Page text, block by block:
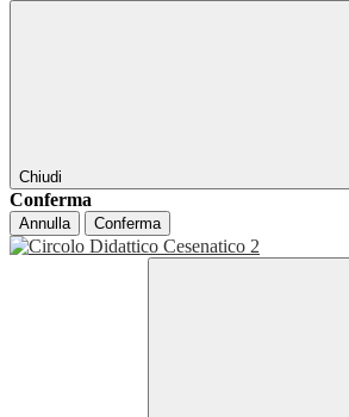
Chiudi
Conferma
Annulla Conferma